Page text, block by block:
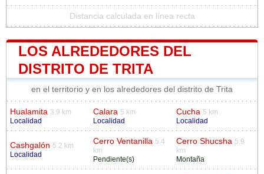
Distancia calculada en línea recta
LOS ALREDEDORES DEL
DISTRITO DE TRITA
en el territorio y en los alrededores del distrito de Trita
Hualamita 3.9 km
Localidad
Calara 5 km
Localidad
Cucha 5 km
Localidad
Cashgalón 5.2 km
Localidad
Cerro Ventanilla 5.4
km
Pendiente(s)
Cerro Shucsha 5.9
km
Montaña